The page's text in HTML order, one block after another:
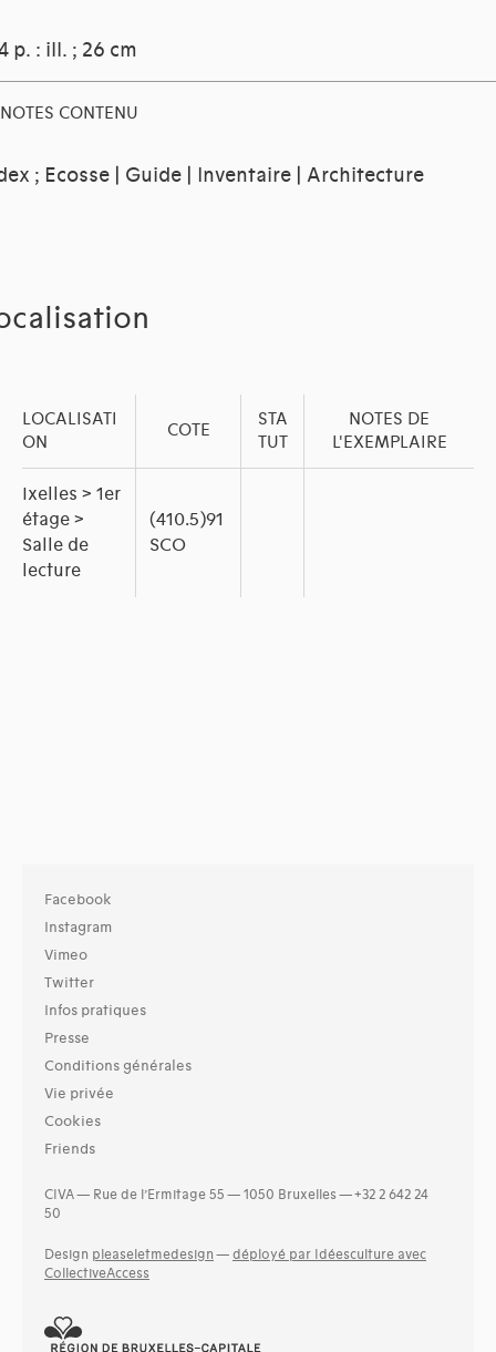
p. : ill. ; 26 cm
NOTES CONTENU
; Ecosse | Guide | Inventaire | Architecture
LOCALISATI
ON
COTE
STA
TUT
NOTES DE
L'EXEMPLAIRE
Ixelles > 1er
étage >
Salle de
lecture
(410.5)91
SCO
Facebook
Instagram
Vimeo
Twitter
Infos pratiques
Presse
Conditions générales
Vie privée
Cookies
Friends
CIVA — Rue de l’Ermitage 55 — 1050 Bruxelles — +32 2 642 24
50
Design pleaseletmedesign — déployé par Idéesculture avec
CollectiveAccess